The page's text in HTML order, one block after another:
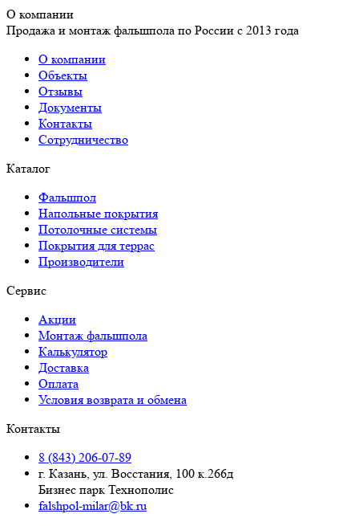
О компании
Продажа и монтаж фальшпола по России с 2013 года
О компании
Объекты
Отзывы
Документы
Контакты
Сотрудничество
Каталог
Фальшпол
Напольные покрытия
Потолочные системы
Покрытия для террас
Производители
Сервис
Акции
Монтаж фальшпола
Калькулятор
Доставка
Оплата
Условия возврата и обмена
Контакты
8 (843) 206-07-89
г. Казань, ул. Восстания, 100 к.266д
Бизнес парк Технополис
falshpol-milar@bk.ru